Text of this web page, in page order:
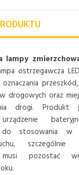
lampy
ostrzegawcza
drogowych oraz
drogi. Produkt
urządzenie
do stosowania w
musi pozostać